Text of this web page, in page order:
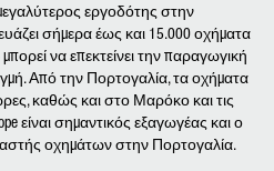
εργοδότης στην
σήμερα έως και 15.000 οχήματα
να επεκτείνει την παραγωγική
Από την Πορτογαλία, τα οχήματα
καθώς και στο Μαρόκο και τις
είναι σημαντικός εξαγωγέας και ο
οχημάτων στην Πορτογαλία.